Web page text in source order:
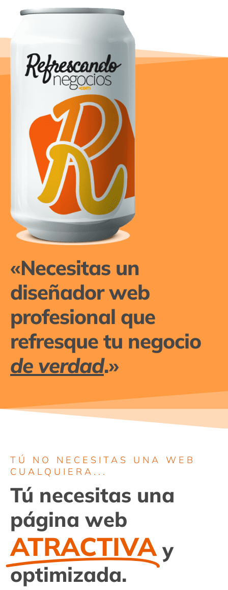
«Necesitas un
diseñador web
profesional que
refresque tu negocio
de verdad.»
TÚ NO NECESITAS UNA WEB
CUALQUIERA...
Tú necesitas una
página web
ATRACTIVA y
optimizada.